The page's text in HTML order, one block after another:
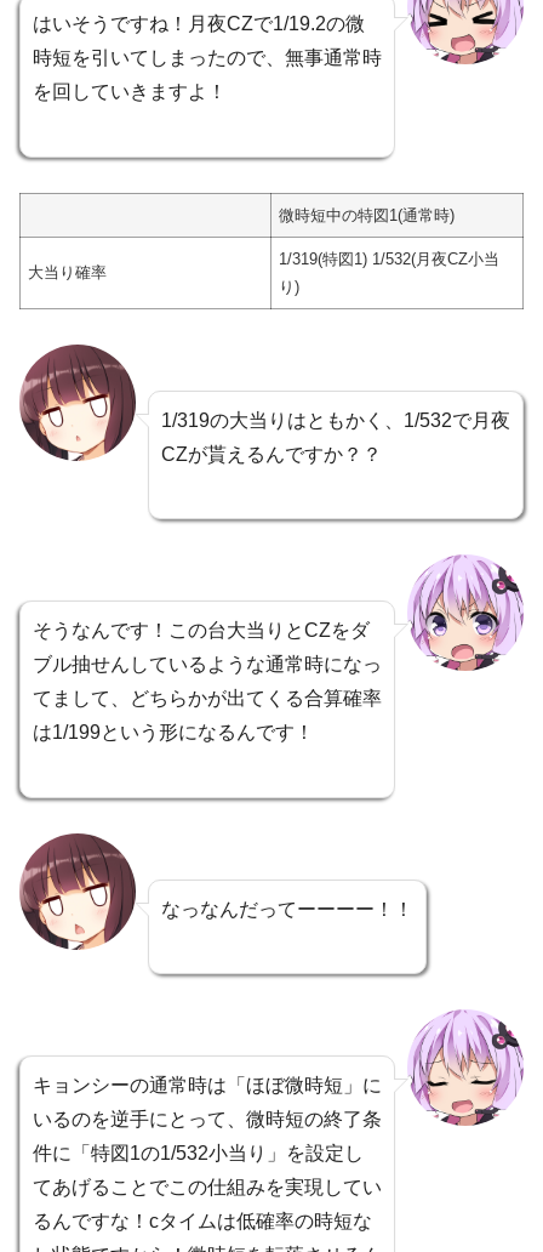
はいそうですね！月夜CZで1/19.2の微
時短を引いてしまったので、無事通常時
を回していきますよ！
微時短中の特図1(通常時)
大当り確率
1/319(特図1) 1/532(月夜CZ小当
り)
1/319の大当りはともかく、1/532で月夜
CZが貰えるんですか？？
そうなんです！この台大当りとCZをダ
ブル抽せんしているような通常時になっ
てまして、どちらかが出てくる合算確率
は1/199という形になるんです！
なっなんだってーーーー！！
キョンシーの通常時は「ほぼ微時短」に
いるのを逆手にとって、微時短の終了条
件に「特図1の1/532小当り」を設定し
てあげることでこの仕組みを実現してい
るんですな！cタイムは低確率の時短な